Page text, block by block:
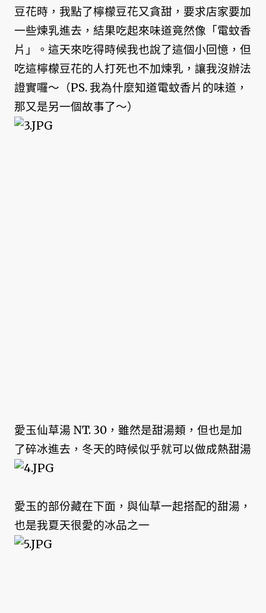
豆花時，我點了檸檬豆花又貪甜，要求店家要加
一些煉乳進去，結果吃起來味道竟然像「電蚊香
片」。這天來吃得時候我也說了這個小回憶，但
吃這檸檬豆花的人打死也不加煉乳，讓我沒辦法
證實囉～（PS. 我為什麼知道電蚊香片的味道，
那又是另一個故事了～）
愛玉仙草湯 NT. 30，雖然是甜湯類，但也是加
了碎冰進去，冬天的時候似乎就可以做成熱甜湯
愛玉的部份藏在下面，與仙草一起搭配的甜湯，
也是我夏天很愛的冰品之一